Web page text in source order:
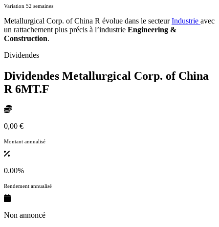
Variation 52 semaines
Metallurgical Corp. of China R évolue dans le secteurIndustrie avec
un rattachement plus précis à l’industrie Engineering &
Construction.
Dividendes
Dividendes Metallurgical Corp. of China
R 6MT.F
0,00 €
Montant annualisé
0.00%
Rendement annualisé
Non annoncé